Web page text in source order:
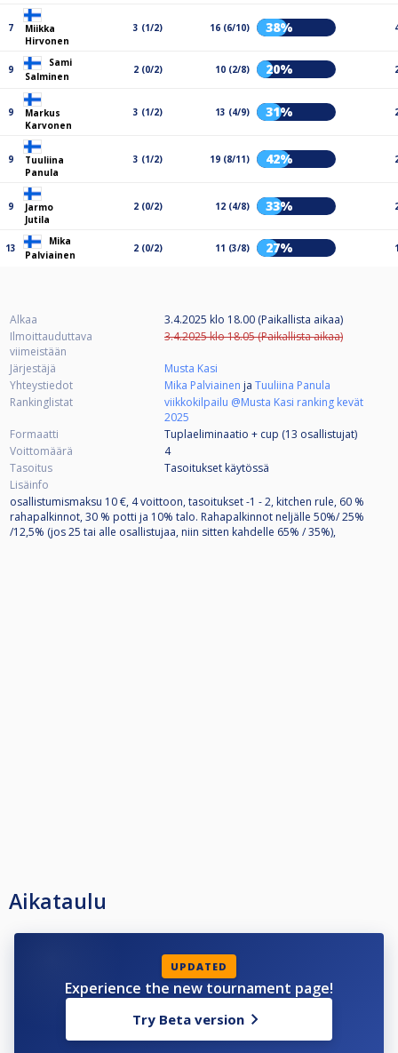
7
Miikka
Hirvonen
3 (1/2) 16 (6/10) 38%
9
Sami
Salminen
2 (0/2) 10 (2/8) 20%
9
Markus
Karvonen
3 (1/2) 13 (4/9) 31%
9
Tuuliina
Panula
3 (1/2) 19 (8/11) 42%
9
Jarmo
Jutila
2 (0/2) 12 (4/8) 33%
13
Mika
Palviainen
2 (0/2) 11 (3/8) 27%
Alkaa
3.4.2025 klo 18.00 (Paikallista aikaa)
Ilmoittauduttava
viimeistään
3.4.2025 klo 18.05 (Paikallista aikaa)
Järjestäjä
Musta Kasi
Yhteystiedot
Mika Palviainen ja Tuuliina Panula
Rankinglistat
viikkokilpailu @Musta Kasi ranking kevät
2025
Formaatti
Tuplaeliminaatio + cup (13 osallistujat)
Voittomäärä
4
Tasoitus
Tasoitukset käytössä
Lisäinfo
osallistumismaksu 10 €, 4 voittoon, tasoitukset -1 - 2, kitchen rule, 60 %
rahapalkinnot, 30 % potti ja 10% talo. Rahapalkinnot neljälle 50%/ 25%
/12,5% (jos 25 tai alle osallistujaa, niin sitten kahdelle 65% / 35%),
Aikataulu
UPDATED
Experience the new tournament page!
Try Beta version